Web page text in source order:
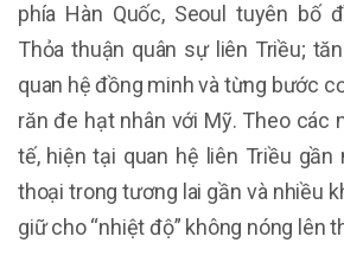
phía Hàn Quốc, Seoul tuyên bố
Thỏa thuận quân sự liên Triều;
quan hệ đồng minh và từng bước
răn đe hạt nhân với Mỹ. Theo các
tế, hiện tại quan hệ liên Triều
thoại trong tương lai gần và nhiều
giữ cho “nhiệt độ” không nóng lên